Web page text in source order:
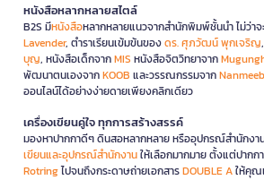
หนังสือหลากหลายสไตล์
B2S มีหนังสือหลากหลายแนวจากสำนักพิมพ์ชั้นนำ ไม่ว่า
Lavender, ตำราเรียนเข้มข้นของดร. ศุภวัฒน์ พุกเจริญ
บุญ, หนังสือเด็กจากMIS หนังสือจิตวิทยาจาก
พัฒนาตนเองจากKOOB และวรรณกรรมจาก
ออนไลน์ได้อย่างง่ายดายเพียงคลิกเดียว
เครื่องเขียนคู่ใจ ทุกการสร้างสรรค์
มองหาปากกาดีๆ ดินสอหลากหลาย หรืออุปกรณ์สำนักงา
เขียนและอุปกรณ์สำนักงานให้เลือกมากมาย ตั้งแต่ปากก
Rotringไปจนถึงกระดาษถ่ายเอกสารDOUBLE Aให้คุณ